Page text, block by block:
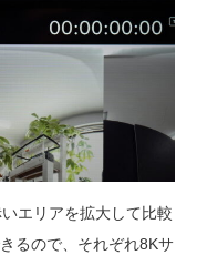
エリアを拡大して比較
るので、それぞれ8Kサ